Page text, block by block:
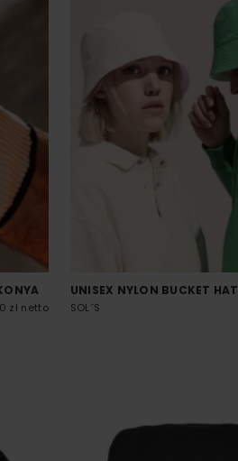
zł netto
UNISEX NYLON BUCKET HAT
SOL´S